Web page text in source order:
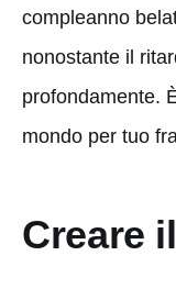
compleanno
nonostante il
profondamente.
mondo per tuo
Creare